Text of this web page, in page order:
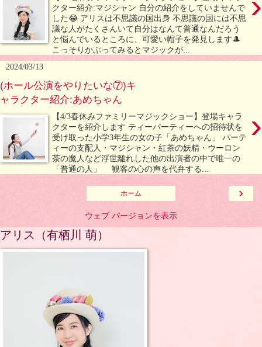
クター紹介:マジシャン 自分の紹介をしていませんで
した😂 アリスは不思議の国出身 不思議の国には不思
議な人がたくさんいて自分はなんて普通なんだろう
と悩んでいるところに、可愛い帽子を発見します🎩
こっそりかぶってみるとマジックが...
2024/03/13
(ホール公演をやりたいな⑦)キ
ャラクター紹介:あめちゃん
›
【4/3春休みファミリーマジックショー】登場キャラ
クターを紹介します ティーパーティーへの招待状を
受け取った小学3年生の女の子「あめちゃん」 パーテ
ィーの支配人・マジシャン・紅茶の妖精・ウーロン
茶の魔人など浮世離れした他の出演者の中で唯一の
「普通の人」 観客の心の声を代弁する...
›
ホーム
ウェブ バージョンを表示
アリス（有栖川 萌）